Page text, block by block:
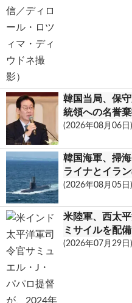
韓国当局、保
統領への名誉
(2026年08月06日)
韓国海軍、掃
ライナとイラン
(2026年08月05日)
米陸軍、西太
ミサイルを配備
(2026年07月29日)